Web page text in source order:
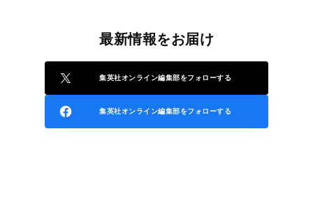
最新情報をお届け
集英社オンライン編集部をフォローする
集英社オンライン編集部をフォローする